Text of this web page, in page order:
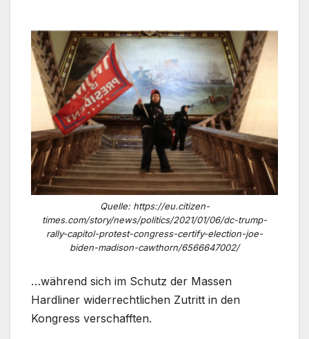
Quelle: https://eu.citizen-
times.com/story/news/politics/2021/01/06/dc-trump-
rally-capitol-protest-congress-certify-election-joe-
biden-madison-cawthorn/6566647002/
…während sich im Schutz der Massen
Hardliner widerrechtlichen Zutritt in den
Kongress verschafften.